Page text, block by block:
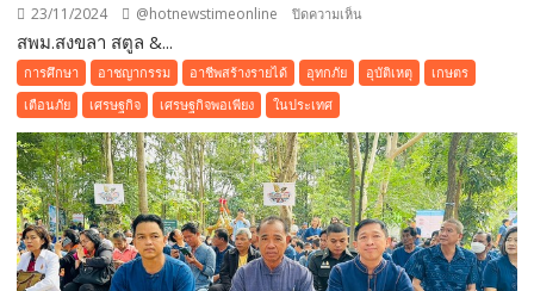
มือ
23/11/2024 @hotnewstimeonline ปิดความเห็น
สตูล
“KICKOFF
ความ
พร้อม
พัฒนา
คุณภาพ
การ
ศึกษา
สพม.สงขลา สตูล &...
การศึกษา อาชญากรรม อาชีพสร้างรายได้ อุทกภัย อุบัติเหตุ
เกษตร
เตือนภัย
เศรษฐกิจ เศรษฐกิจพอเพียง ในประเทศ